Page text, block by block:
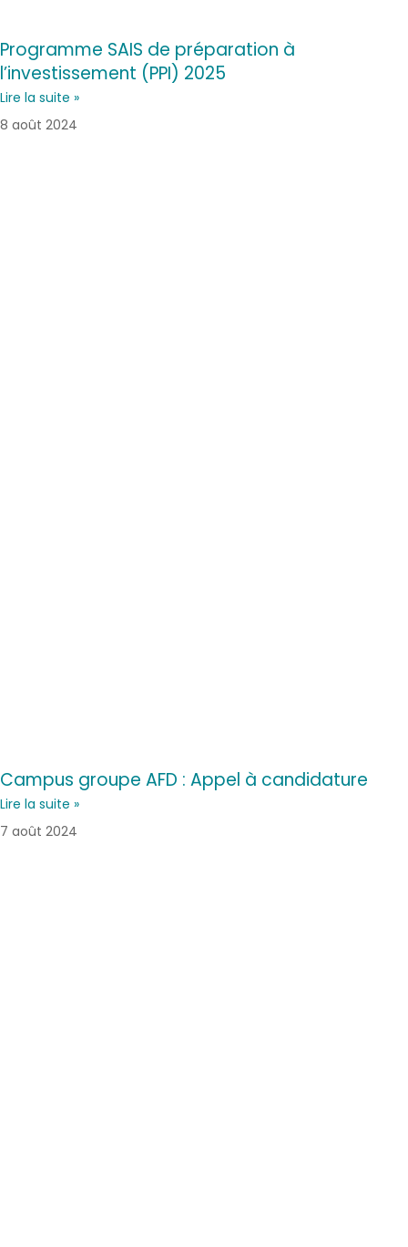
Programme SAIS de préparation à
l’investissement (PPI) 2025
Lire la suite »
8 août 2024
Campus groupe AFD : Appel à candidature
Lire la suite »
7 août 2024